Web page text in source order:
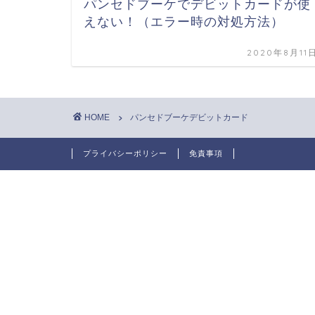
パンセドブーケでデビットカードが使
えない！（エラー時の対処方法）
2020年8月11
HOME パンセドブーケデビットカード
プライバシーポリシー 免責事項